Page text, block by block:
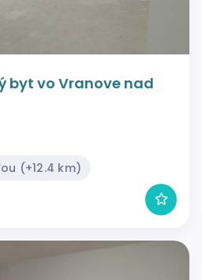
byt vo Vranove nad
(+12.4 km)